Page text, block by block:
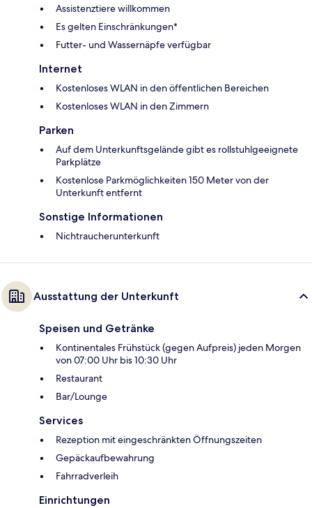
Assistenztiere willkommen
Es gelten Einschränkungen*
Futter- und Wassernäpfe verfügbar
Internet
Kostenloses WLAN in den öffentlichen Bereichen
Kostenloses WLAN in den Zimmern
Parken
Auf dem Unterkunftsgelände gibt es rollstuhlgeeignete
Parkplätze
Kostenlose Parkmöglichkeiten 150 Meter von der
Unterkunft entfernt
Sonstige Informationen
Nichtraucherunterkunft
Ausstattung der Unterkunft
Speisen und Getränke
Kontinentales Frühstück (gegen Aufpreis) jeden Morgen
von 07:00 Uhr bis 10:30 Uhr
Restaurant
Bar/Lounge
Services
Rezeption mit eingeschränkten Öffnungszeiten
Gepäckaufbewahrung
Fahrradverleih
Einrichtungen